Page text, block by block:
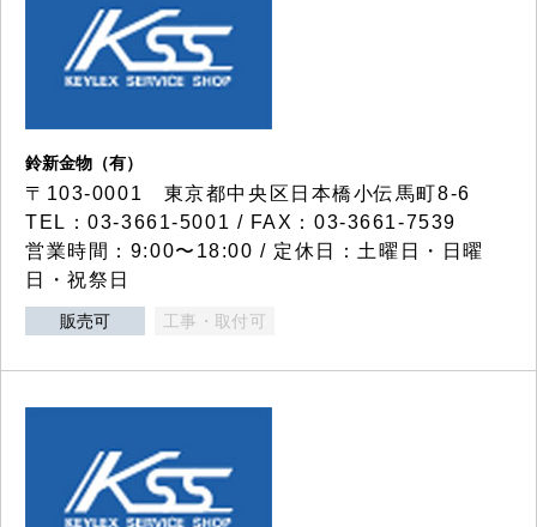
鈴新金物（有）
〒103-0001 東京都中央区日本橋小伝馬町8-6
TEL：03-3661-5001 / FAX：03-3661-7539
営業時間：9:00〜18:00 / 定休日：土曜日・日曜
日・祝祭日
販売可 工事・取付可